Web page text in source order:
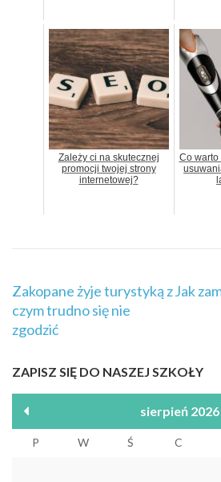
Zależy ci na skutecznej
promocji twojej strony
internetowej?
Co warto
Nawigacja
wpisu
Zakopane żyje turystyką z
czym trudno się nie
zgodzić
Jak
ZAPISZ SIĘ DO NASZEJ SZKOŁY
sierpień 2026
P W Ś C